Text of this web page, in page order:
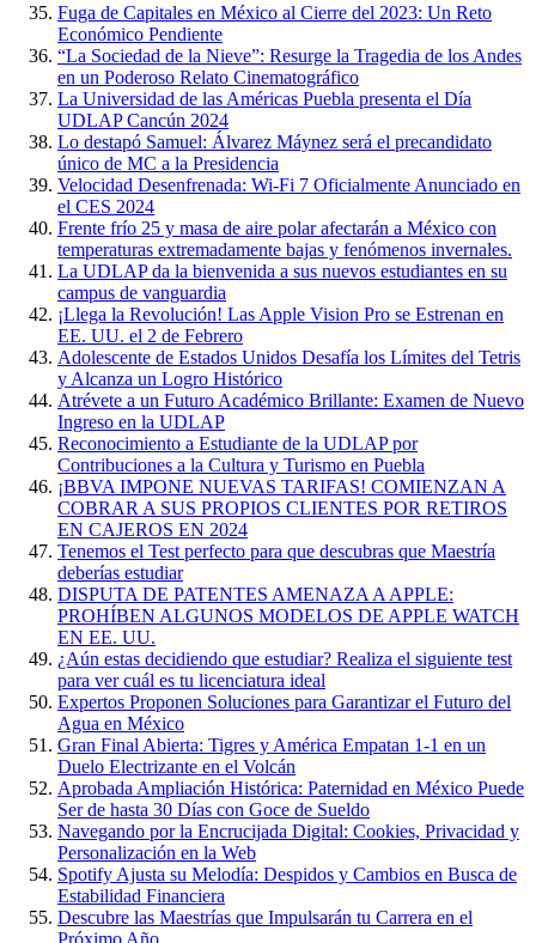
Fuga de Capitales en México al Cierre del 2023: Un Reto
Económico Pendiente
“La Sociedad de la Nieve”: Resurge la Tragedia de los Andes
en un Poderoso Relato Cinematográfico
La Universidad de las Américas Puebla presenta el Día
UDLAP Cancún 2024
Lo destapó Samuel: Álvarez Máynez será el precandidato
único de MC a la Presidencia
Velocidad Desenfrenada: Wi-Fi 7 Oficialmente Anunciado en
el CES 2024
Frente frío 25 y masa de aire polar afectarán a México con
temperaturas extremadamente bajas y fenómenos invernales.
La UDLAP da la bienvenida a sus nuevos estudiantes en su
campus de vanguardia
¡Llega la Revolución! Las Apple Vision Pro se Estrenan en
EE. UU. el 2 de Febrero
Adolescente de Estados Unidos Desafía los Límites del Tetris
y Alcanza un Logro Histórico
Atrévete a un Futuro Académico Brillante: Examen de Nuevo
Ingreso en la UDLAP
Reconocimiento a Estudiante de la UDLAP por
Contribuciones a la Cultura y Turismo en Puebla
¡BBVA IMPONE NUEVAS TARIFAS! COMIENZAN A
COBRAR A SUS PROPIOS CLIENTES POR RETIROS
EN CAJEROS EN 2024
Tenemos el Test perfecto para que descubras que Maestría
deberías estudiar
DISPUTA DE PATENTES AMENAZA A APPLE:
PROHÍBEN ALGUNOS MODELOS DE APPLE WATCH
EN EE. UU.
¿Aún estas decidiendo que estudiar? Realiza el siguiente test
para ver cuál es tu licenciatura ideal
Expertos Proponen Soluciones para Garantizar el Futuro del
Agua en México
Gran Final Abierta: Tigres y América Empatan 1-1 en un
Duelo Electrizante en el Volcán
Aprobada Ampliación Histórica: Paternidad en México Puede
Ser de hasta 30 Días con Goce de Sueldo
Navegando por la Encrucijada Digital: Cookies, Privacidad y
Personalización en la Web
Spotify Ajusta su Melodía: Despidos y Cambios en Busca de
Estabilidad Financiera
Descubre las Maestrías que Impulsarán tu Carrera en el
Próximo Año